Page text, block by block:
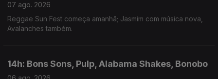
07 ago. 2026
Reggae Sun Fest começa amanhã; Jasmim com música nova,
Avalanches também.
14h: Bons Sons, Pulp, Alabama Shakes, Bonobo